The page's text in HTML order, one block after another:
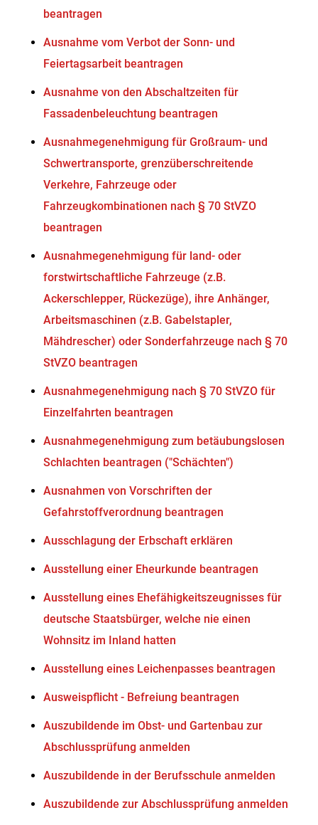
beantragen
Ausnahme vom Verbot der Sonn- und
Feiertagsarbeit beantragen
Ausnahme von den Abschaltzeiten für
Fassadenbeleuchtung beantragen
Ausnahmegenehmigung für Großraum- und
Schwertransporte, grenzüberschreitende
Verkehre, Fahrzeuge oder
Fahrzeugkombinationen nach § 70 StVZO
beantragen
Ausnahmegenehmigung für land- oder
forstwirtschaftliche Fahrzeuge (z.B.
Ackerschlepper, Rückezüge), ihre Anhänger,
Arbeitsmaschinen (z.B. Gabelstapler,
Mähdrescher) oder Sonderfahrzeuge nach § 70
StVZO beantragen
Ausnahmegenehmigung nach § 70 StVZO für
Einzelfahrten beantragen
Ausnahmegenehmigung zum betäubungslosen
Schlachten beantragen ("Schächten")
Ausnahmen von Vorschriften der
Gefahrstoffverordnung beantragen
Ausschlagung der Erbschaft erklären
Ausstellung einer Eheurkunde beantragen
Ausstellung eines Ehefähigkeitszeugnisses für
deutsche Staatsbürger, welche nie einen
Wohnsitz im Inland hatten
Ausstellung eines Leichenpasses beantragen
Ausweispflicht - Befreiung beantragen
Auszubildende im Obst- und Gartenbau zur
Abschlussprüfung anmelden
Auszubildende in der Berufsschule anmelden
Auszubildende zur Abschlussprüfung anmelden